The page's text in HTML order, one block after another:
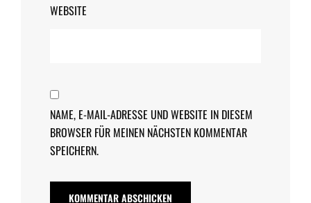
WEBSITE
NAME, E-MAIL-ADRESSE UND WEBSITE IN DIESEM
BROWSER FÜR MEINEN NÄCHSTEN KOMMENTAR
SPEICHERN.